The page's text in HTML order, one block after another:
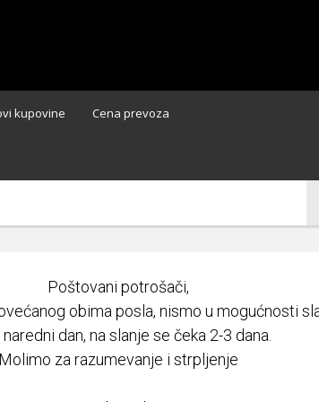
kupovine Cena prevoza
Poštovani potrošači,
obima posla, nismo u mogućnosti
dan, na slanje se čeka 2-3 dana.
Molimo za razumevanje i strpljenje